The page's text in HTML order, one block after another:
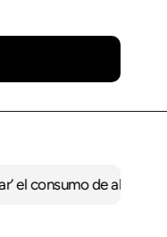
de alcoholDe Perlío a